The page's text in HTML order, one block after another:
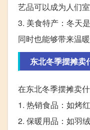
艺品可以成为人们
3. 美食特产：冬天
同时也能够带来温暖
东北冬季摆摊卖
在东北冬季摆摊卖
1. 热销食品：如烤
2. 保暖用品：如羽